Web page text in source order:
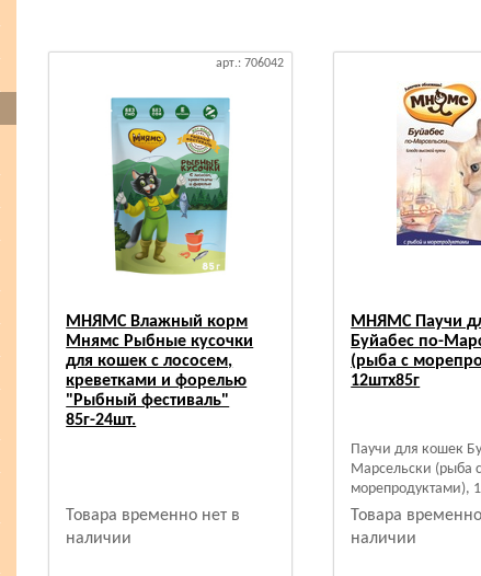
арт.: 706042
МНЯМС Влажный корм
Мнямс Рыбные кусочки
для кошек с лососем,
креветками и форелью
"Рыбный фестиваль"
85г-24шт.
Товара временно нет в
наличии
МНЯМС Паучи
Буйабес по-
(рыба с
12штх85г
Паучи для кошек
Марсельски (рыба с
морепродуктами),
Товара
наличии